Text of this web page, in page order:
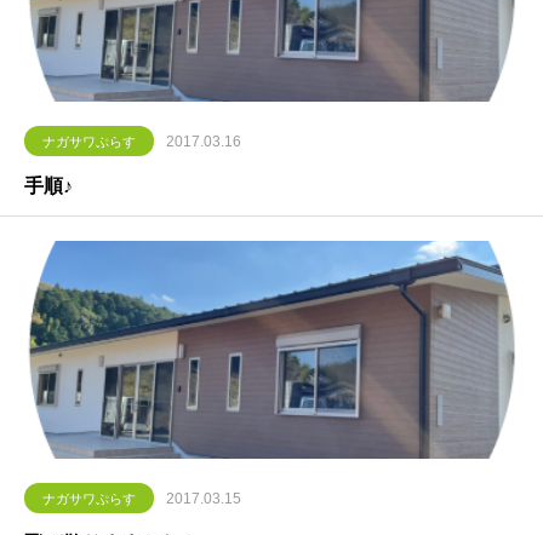
ナガサワぷらす 2017.03.16
手順♪
ナガサワぷらす 2017.03.15